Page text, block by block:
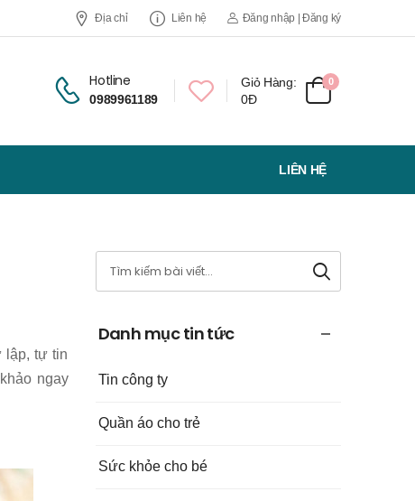
Địa chỉ Liên hệ Đăng nhập | Đăng ký
Hotline
0989961189
Giỏ Hàng:
0Đ
0
LIÊN HỆ
lập, tự tin
ngay
Danh mục tin tức
Tin công ty
Quần áo cho trẻ
Sức khỏe cho bé